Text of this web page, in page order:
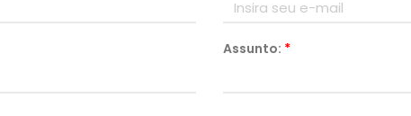
Assunto: *